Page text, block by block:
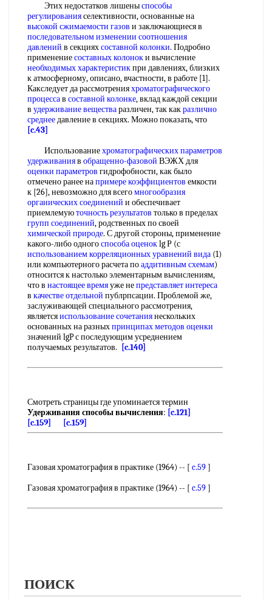
Этих недостатков лишеныспособы
регулированияселективности, основанные на
высокой сжимаемости газов и заключающиеся в
последовательном изменении соотношения
давлений в секцияхсоставной колонки. Подробно
применениесоставных колоноки вычисление
необходимых характеристикпри давлениях, близких
к атмосферному, описано, вчастности, в работе [1].
Какследует да рассмотренияхроматографического
процессав составной колонке, вклад каждой секции
в удерживание веществаразличен, так какразлично
среднеедавление в секциях. Можно показать, что
[c.43]
Использованиехроматографических параметров
удерживанияв обращенно-фазовой ВЭЖХ для
оценки параметров гидрофобности, как было
отмечено ранее напримере коэффициентов емкости
к [26], невозможно для всегомногообразия
органических соединений и обеспечивает
приемлемуюточность результатов только в пределах
групп соединений, родственных по своей
химической природе. С другой стороны, применение
какого-либо одногоспособа оценокlg Р (с
использованием корреляционныхуравнений вида (1)
или компьютерного расчета поаддитивным схемам)
относится к настолько элементарным вычислениям,
что в настоящее времяуже непредставляет интереса
в качестве отдельной публрпсации. Проблемой же,
заслуживающей специального рассмотрения,
являетсяиспользование сочетаниянескольких
основанных на разныхпринципах методов оценки
значений lgP с последующим усреднением
получаемых результатов.
[c.140]
Смотреть страницы где упоминается термин
Удерживания способы вычисления: [c.121]
[c.159]
[c.159]
Газовая хроматография в практике (1964) -- [ c.59]
Газовая хроматография в практике (1964) -- [ c.59]
ПОИСК